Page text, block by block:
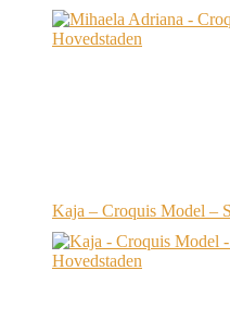
Kaja – Croquis Model –